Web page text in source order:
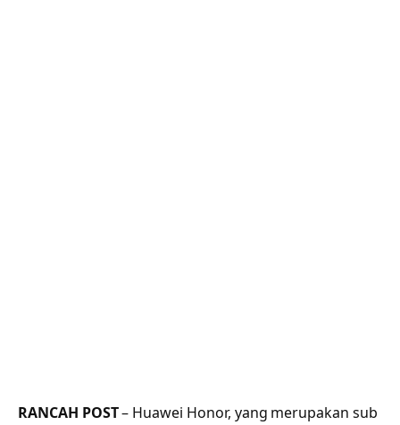
RANCAH POST– Huawei Honor, yang merupakan sub